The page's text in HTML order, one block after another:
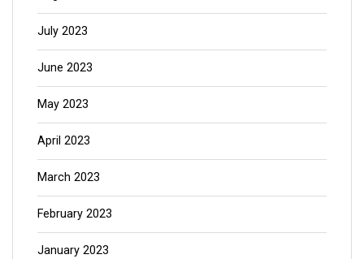
July 2023
June 2023
May 2023
April 2023
March 2023
February 2023
January 2023